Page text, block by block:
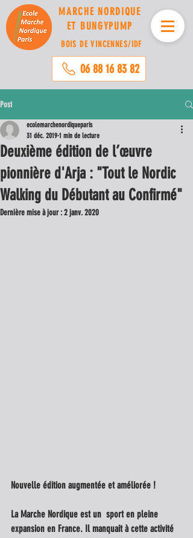
MARCHE NORDIQUE
ET BUNGYPUMP
06 88 16 83 82
BOIS DE VINCENNES/IDF
Post
Deuxième édition de l’œuvre
pionnière d'Arja : "Tout le Nordic
Walking du Débutant au Confirmé"
ecolemarchenordiqueparis
31 déc. 2019 1 min de lecture
Dernière mise à jour :2 janv. 2020
Nouvelle édition augmentée et améliorée !
La Marche Nordique est un  sport en pleine
expansion en France. Il manquait à cette activité